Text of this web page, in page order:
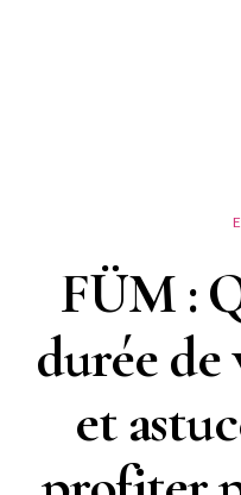
FÜM :
durée de
et